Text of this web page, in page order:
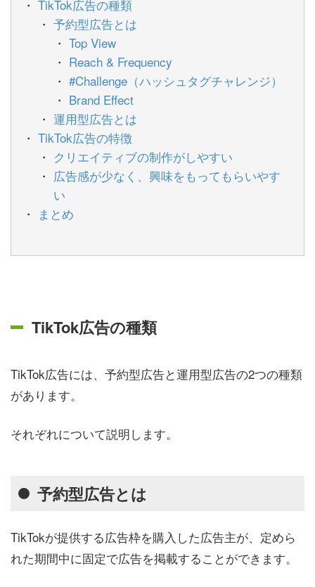
TikTok広告の種類
予約型広告とは
Top View
Reach & Frequency
#Challenge（ハッシュタグチャレンジ）
Brand Effect
運用型広告とは
TikTok広告の特徴
クリエイティブの制作がしやすい
広告感が少なく、興味をもってもらいやす
い
まとめ
TikTok広告の種類
TikTok広告には、予約型広告と運用型広告の2つの種類
があります。
それぞれについて説明します。
予約型広告とは
TikTokが提供する広告枠を購入した広告主が、定めら
れた期間中に固定で広告を掲載することができます。